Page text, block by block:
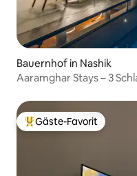
Bauernhof in Nashik
Aaramghar Stays – 3
Beliebter Gäste-Favorit.
Gäste-Favorit